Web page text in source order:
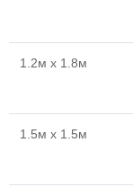
1.2м x 1.8м
1.5м x 1.5м